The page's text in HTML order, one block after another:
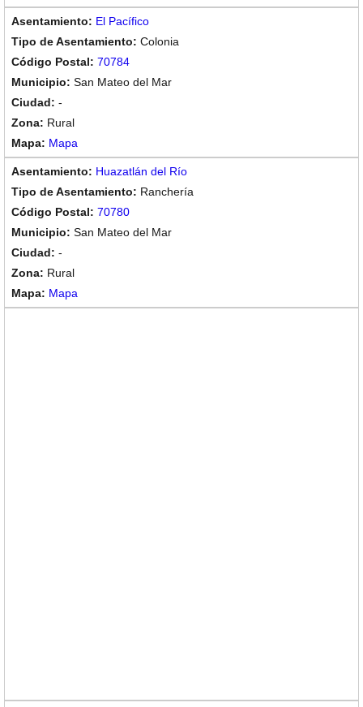
El Pacífico
Colonia
70784
San Mateo del Mar
-
Rural
Mapa
Huazatlán del Río
Ranchería
70780
San Mateo del Mar
-
Rural
Mapa